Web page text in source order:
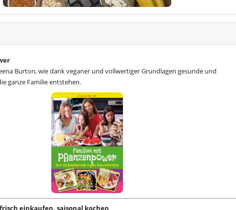
Burton, wie dank veganer und vollwertiger Grundlagen gesunde und
ganze Familie entstehen.
einkaufen, saisonal kochen